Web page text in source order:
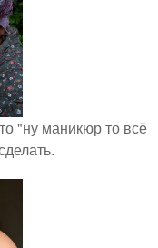
"ну маникюр то всё